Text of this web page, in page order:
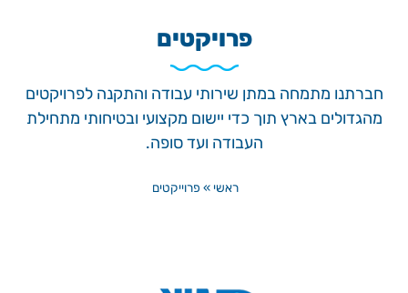
פרויקטים
חברתנו מתמחה במתן שירותי עבודה והתקנה לפרויקטים
מהגדולים בארץ תוך כדי יישום מקצועי ובטיחותי מתחילת
העבודה ועד סופה.
ראשי » פרוייקטים